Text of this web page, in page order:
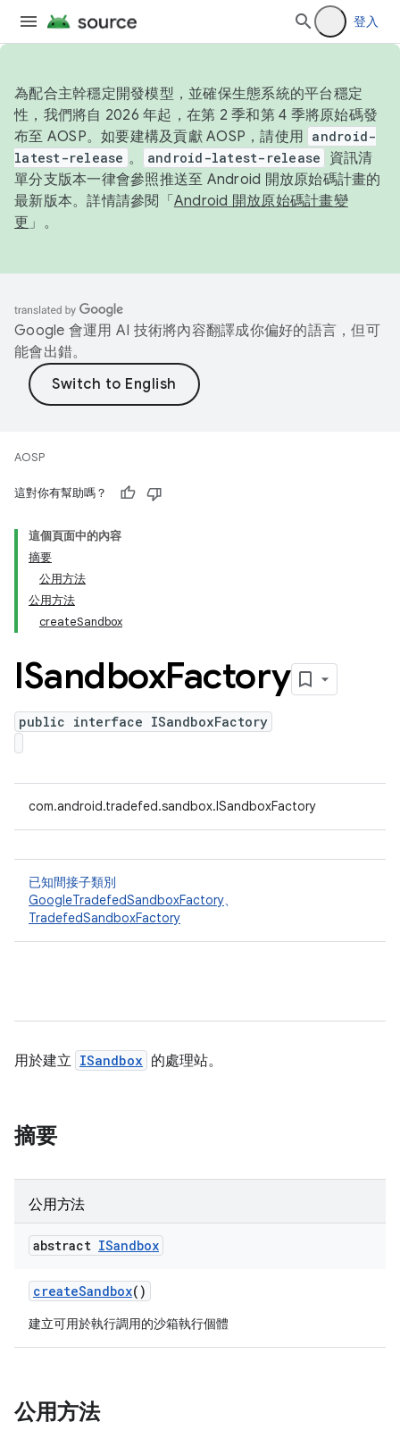
登入
為配合主幹穩定開發模型，並確保生態系統的平台穩定
性，我們將自 2026 年起，在第 2 季和第 4 季將原始碼發
布至 AOSP。如要建構及貢獻 AOSP，請使用 android-
latest-release 。 android-latest-release
資訊清
單分支版本一律會參照推送至 Android 開放原始碼計畫的
最新版本。詳情請參閱「 Android 開放原始碼計畫變
更 」。
Google 會運用 AI 技術將內容翻譯成你偏好的語言，但可
能會出錯。
AOSP
這對你有幫助嗎？
這個頁面中的內容
摘要
公用方法
公用方法
createSandbox
ISandboxFactory
public interface ISandboxFactory
com.android.tradefed.sandbox.ISandboxFactory
已知間接子類別
GoogleTradefedSandboxFactory、
TradefedSandboxFactory
用於建立 ISandbox 的處理站。
摘要
公用方法
abstract ISandbox
createSandbox()
建立可用於執行調用的沙箱執行個體
公用方法